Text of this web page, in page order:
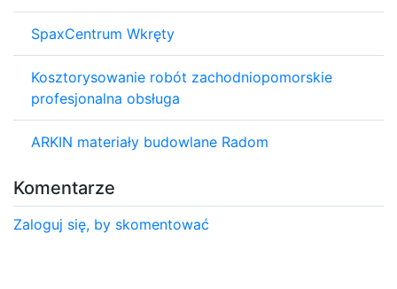
SpaxCentrum Wkręty
Kosztorysowanie robót zachodniopomorskie
profesjonalna obsługa
ARKIN materiały budowlane Radom
Komentarze
Zaloguj się, by skomentować